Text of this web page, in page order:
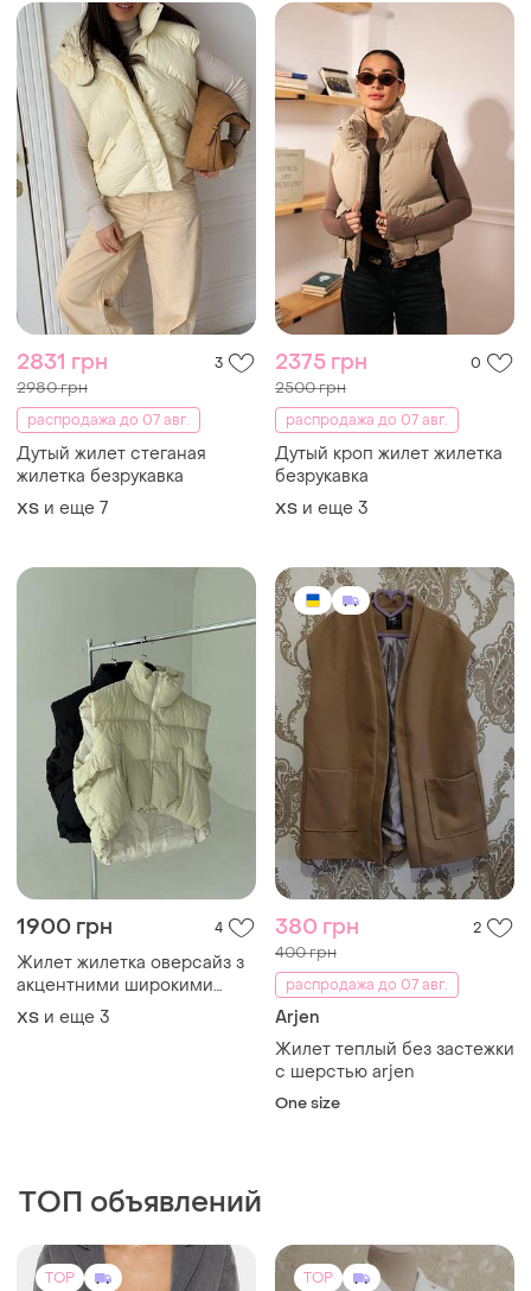
2831 грн 3
2980 грн
распродажа до 07 авг.
Дутый жилет стеганая
жилетка безрукавка
ХS и еще 7
2375 грн 0
2500 грн
распродажа до 07 авг.
Дутый кроп жилет жилетка
безрукавка
ХS и еще 3
1900 грн 4
Жилет жилетка оверсайз з
акцентними широкими
плечима
ХS и еще 3
380 грн 2
400 грн
распродажа до 07 авг.
Arjen
Жилет теплый без застежки
с шерстью arjen
One size
ТОП объявлений
TOP TOP